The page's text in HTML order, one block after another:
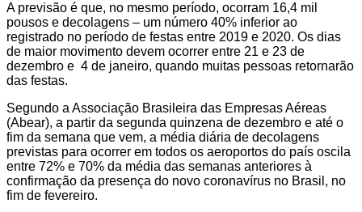
A previsão é que, no mesmo período, ocorram 16,4 mil
pousos e decolagens – um número 40% inferior ao
registrado no período de festas entre 2019 e 2020. Os dias
de maior movimento devem ocorrer entre 21 e 23 de
dezembro e 4 de janeiro, quando muitas pessoas retornarão
das festas.
Segundo a Associação Brasileira das Empresas Aéreas
(Abear), a partir da segunda quinzena de dezembro e até o
fim da semana que vem, a média diária de decolagens
previstas para ocorrer em todos os aeroportos do país oscila
entre 72% e 70% da média das semanas anteriores à
confirmação da presença do novo coronavírus no Brasil, no
fim de fevereiro.